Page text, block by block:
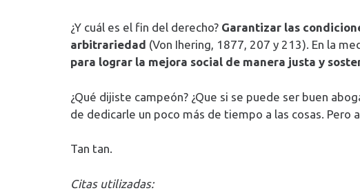
¿Y cuál es el fin del derecho? Garantizar las
arbitrariedad (Von Ihering, 1877, 207 y 213). En la
para lograr la mejora social de manera justa y
¿Qué dijiste campeón? ¿Que si se puede ser buen
de dedicarle un poco más de tiempo a las cosas. Pero
Tan tan.
Citas utilizadas: